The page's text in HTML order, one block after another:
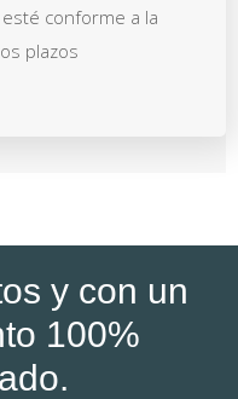
conforme a la
plazos
y con un
100%